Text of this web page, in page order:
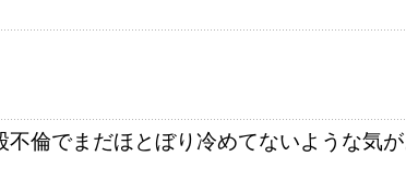
倫でまだほとぼり冷めてないような気